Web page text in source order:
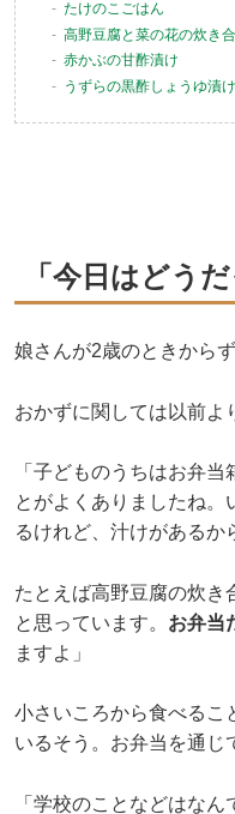
たけのこごはん
高野豆腐と菜の花の炊き
赤かぶの甘酢漬け
うずらの黒酢しょうゆ漬け
「今日はどう
娘さんが2歳のときから
おかずに関しては以前よ
「子どものうちはお弁
とがよくありましたね
るけれど、汁けがあるか
たとえば高野豆腐の炊き
と思っています。 お弁当
ますよ」
小さいころから食べるこ
いるそう。お弁当を通
「学校のことなどはな